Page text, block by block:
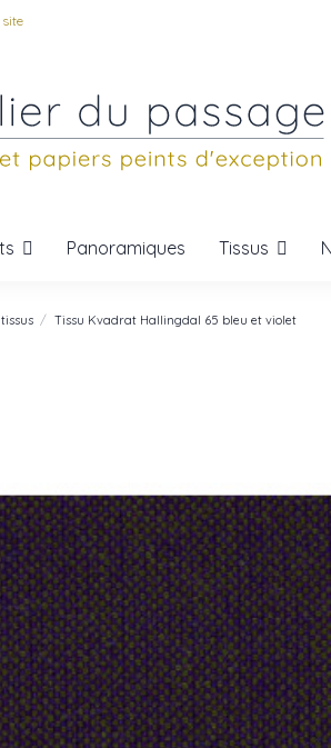
site
Panoramiques Tissus
Tissu Kvadrat Hallingdal 65 bleu et violet